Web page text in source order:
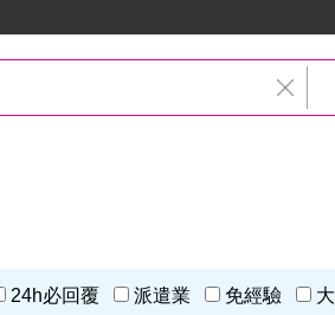
24h必回覆 派遣業 免經驗